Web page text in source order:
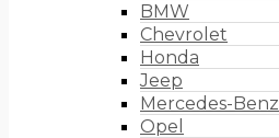
BMW
Chevrolet
Honda
Jeep
Mercedes-Benz
Opel